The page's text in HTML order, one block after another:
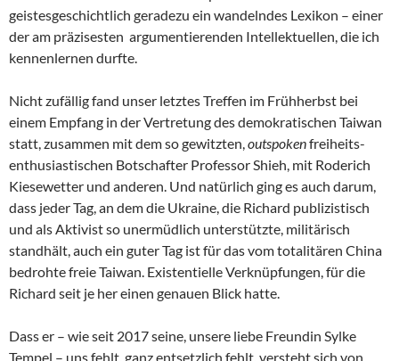
geistesgeschichtlich geradezu ein wandelndes Lexikon – einer
der am präzisesten argumentierenden Intellektuellen, die ich
kennenlernen durfte.
Nicht zufällig fand unser letztes Treffen im Frühherbst bei
einem Empfang in der Vertretung des demokratischen Taiwan
statt, zusammen mit dem so gewitzten,outspokenfreiheits-
enthusiastischen Botschafter Professor Shieh, mit Roderich
Kiesewetter und anderen. Und natürlich ging es auch darum,
dass jeder Tag, an dem die Ukraine, die Richard publizistisch
und als Aktivist so unermüdlich unterstützte, militärisch
standhält, auch ein guter Tag ist für das vom totalitären China
bedrohte freie Taiwan. Existentielle Verknüpfungen, für die
Richard seit je her einen genauen Blick hatte.
Dass er – wie seit 2017 seine, unsere liebe Freundin Sylke
Tempel – uns fehlt, ganz entsetzlich fehlt, versteht sich von